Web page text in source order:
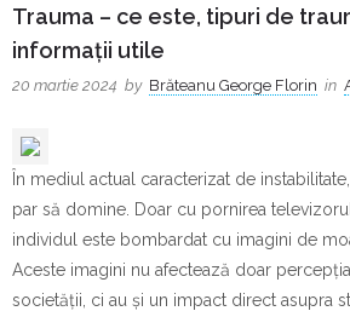
Trauma – ce este, tipuri de
informații utile
20 martie 2024 by Brăteanu George Florin in
În mediul actual caracterizat de
par să domine. Doar cu pornirea
individul este bombardat cu imagini de
Aceste imagini nu afectează doar
societății, ci au și un impact direct asupra